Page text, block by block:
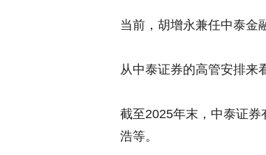
当前，胡增永兼任中泰金
从中泰证券的高管安排来
截至2025年末，中泰证
浩等。